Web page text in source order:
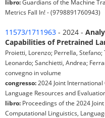
libro:Guardians of the Machine
Metrics Fall In! - (9798891760943)
11573/1711963 - 2024 -
Capabilities of Pretrained
Proietti, Lorenzo; Perrella, Stefano;
Leonardo; Sanchietti, Andrea;
convegno in volume
congresso: 2024 Joint
Language Resources and
libro: Proceedings of the 2024
Computational Linguistics,